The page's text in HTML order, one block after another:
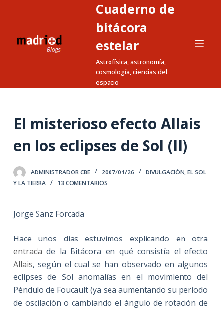
a
n
o
Cuaderno de
bitácora
estelar
Astrofísica, astronomía,
cosmología, ciencias del
espacio
El misterioso efecto Allais
en los eclipses de Sol (II)
ADMINISTRADOR CBE 2007/01/26 DIVULGACIÓN,EL SOL
Y LA TIERRA
13 COMENTARIOS
Jorge Sanz Forcada
Hace unos días estuvimos explicando en otra
entrada de la Bitácora en qué consistía el efecto
Allais, según el cual se han observado en algunos
eclipses de Sol anomalías en el movimiento del
Péndulo de Foucault (ya sea aumentando su período
de oscilación o cambiando el ángulo de rotación de